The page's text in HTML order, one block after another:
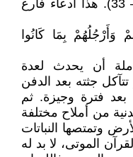
بالسوق والأعناق) (سورة ص 31 – 33). هذا ادعاء فارغ
وَأَرْجُلُهُمْ بِمَا كَانُوا
أن يحدث لعدة
جثته بعد الدفن
فترة وجيزة. ثم
من أملاح مختلفة
وتمتصها النباتات
الموتى، لا بد له